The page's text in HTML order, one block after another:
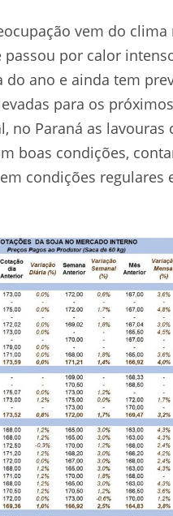
vem do clima
passou por calor
do ano e ainda tem
para os
no Paraná as lavouras
boas condições,
condições regulares